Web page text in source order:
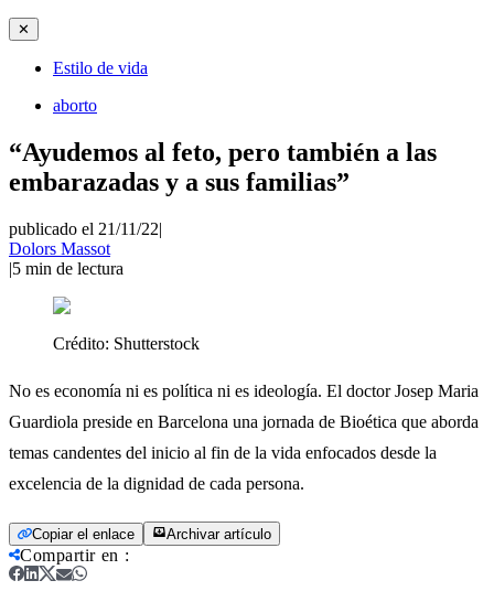
✕
Estilo de vida
aborto
“Ayudemos al feto, pero también a las
embarazadas y a sus familias”
publicado el 21/11/22|
Dolors Massot
|5 min de lectura
Crédito: Shutterstock
No es economía ni es política ni es ideología. El doctor Josep Maria
Guardiola preside en Barcelona una jornada de Bioética que aborda
temas candentes del inicio al fin de la vida enfocados desde la
excelencia de la dignidad de cada persona.
Copiar el enlace Archivar artículo
Compartir en :